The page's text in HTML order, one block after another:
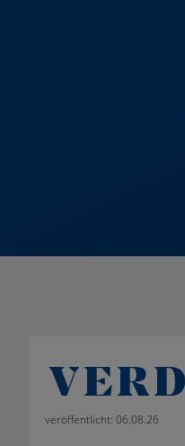
veröffentlicht: 06.08.26